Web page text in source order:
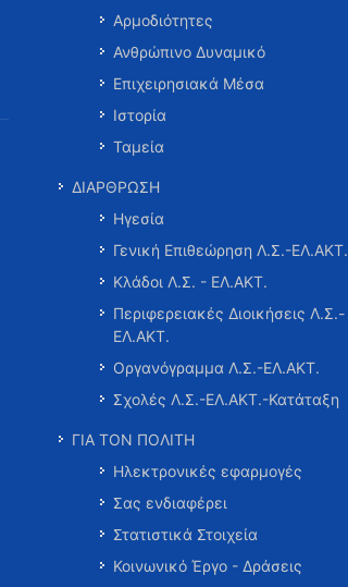
Αρμοδιότητες
Ανθρώπινο Δυναμικό
Επιχειρησιακά Μέσα
Ιστορία
Ταμεία
ΔΙΑΡΘΡΩΣΗ
Ηγεσία
Γενική Επιθεώρηση Λ.Σ.-ΕΛ.ΑΚΤ.
Κλάδοι Λ.Σ. - ΕΛ.ΑΚΤ.
Περιφερειακές Διοικήσεις Λ.Σ.-
ΕΛ.ΑΚΤ.
Οργανόγραμμα Λ.Σ.-ΕΛ.ΑΚΤ.
Σχολές Λ.Σ.-ΕΛ.ΑΚΤ.-Κατάταξη
ΓΙΑ ΤΟΝ ΠΟΛΙΤΗ
Ηλεκτρονικές εφαρμογές
Σας ενδιαφέρει
Στατιστικά Στοιχεία
Κοινωνικό Έργο - Δράσεις